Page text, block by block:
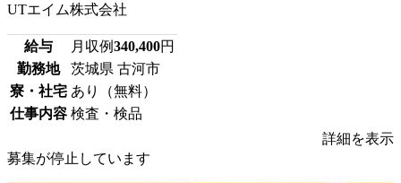
UTエイム株式会社
給与 月収例340,400円
勤務地
茨城県 古河市
寮・社宅 あり（無料）
仕事内容 検査・検品
詳細を表示
募集が停止しています